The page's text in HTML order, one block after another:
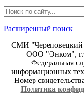
Расширенный поиск
СМИ "Череповецкий
ООО "Онком",
Федеральная
информационных
Номер
Политика